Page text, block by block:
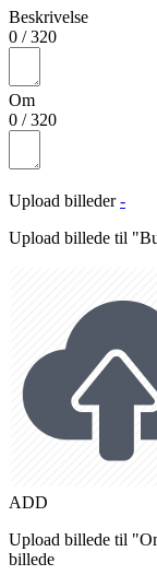
Beskrivelse
0 /320
Om
0 /320
Upload billeder -
Upload billede til
ADD
Upload billede til
billede